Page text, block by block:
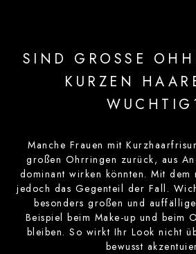
SIND GROSSE
KURZEN
Manche Frauen mit
großen Ohrringen zurück, aus
dominant wirken könnten. Mit
jedoch das Gegenteil der Fall.
besonders großen und
Beispiel beim Make-up und beim
bleiben. So wirkt Ihr Look nicht
bewusst